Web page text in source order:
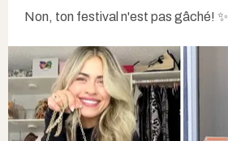
Non, ton festival n'est pas gâché! ✨